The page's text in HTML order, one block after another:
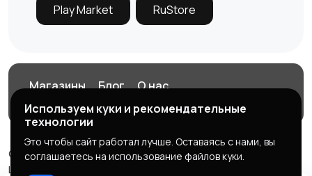
Play Market RuStore
Магазины Блог
О нас
Служба поддержки
© 2026 Tovix.ru - Твой рынок в кармане
ИНН 560104125359
Используем куки и рекомендательные
технологии
Это чтобы сайт работал лучше. Оставаясь с нами, вы
соглашаетесь на использование файлов куки.
Заберите ваш бонус!
Крутите колесо фортуны и выигрывайте бонус каждый
день!